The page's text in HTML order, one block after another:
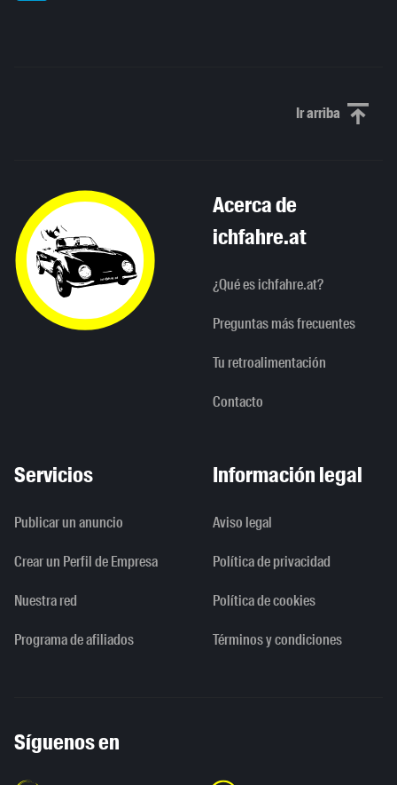
Ir arribaScroll to
Acerca de
ichfahre.at
¿Qué es ichfahre.at?
Preguntas más frecuentes
Tu retroalimentación
Contacto
Servicios
Publicar un anuncio
Crear un Perfil de Empresa
Nuestra red
Programa de afiliados
Información legal
Aviso legal
Política de privacidad
Política de cookies
Términos y condiciones
Síguenos en